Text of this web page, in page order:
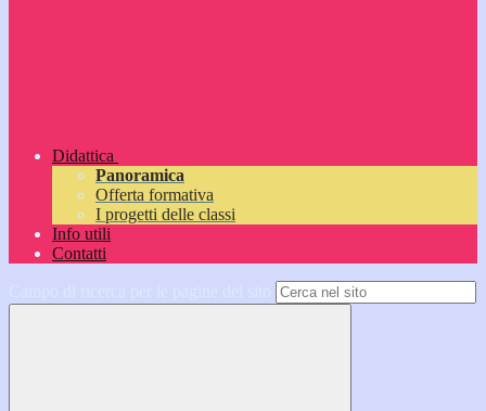
Didattica
Panoramica
Offerta formativa
I progetti delle classi
Info utili
Contatti